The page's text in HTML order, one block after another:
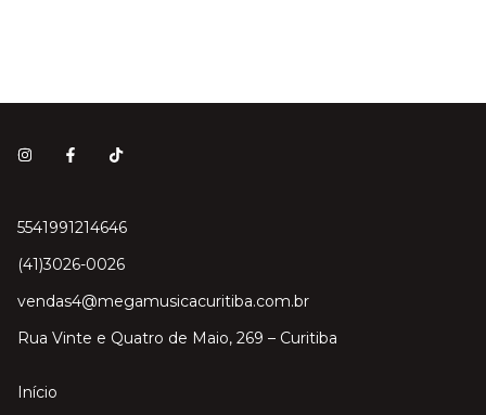
5541991214646
(41)3026-0026
vendas4@megamusicacuritiba.com.br
Rua Vinte e Quatro de Maio, 269 – Curitiba
Início